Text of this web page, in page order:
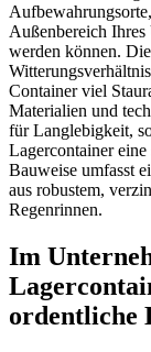
Außenbereich Ihres
werden können.
Container viel
Materialien und
für Langlebigkeit,
Lagercontainer
Bauweise umfasst
aus robustem,
Regenrinnen.
Im
ordentliche